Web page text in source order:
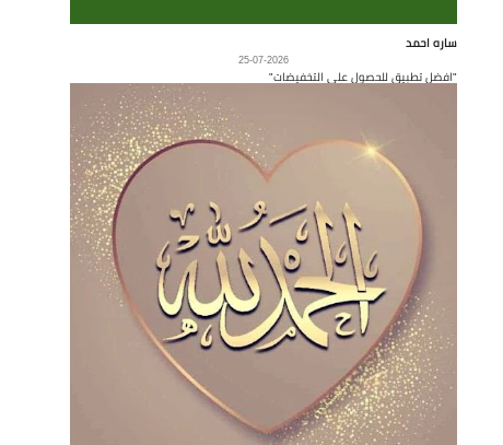
ساره احمد
25-07-2026
"افضل تطبيق للحصول على التخفيضات"